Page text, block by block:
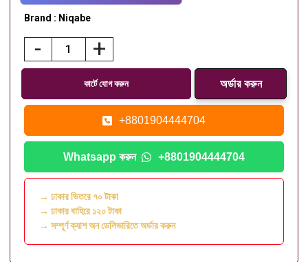
Brand : Niqabe
- +
কার্টে যোগ করুন
+8801904444704
Whatsapp করুন +8801904444704
→ ঢাকার ভিতরে ৭০ টাকা
→ ঢাকার বাহিরে ১২০ টাকা
→ সম্পূর্ণ ক্যাশ অন ডেলিভারিতে অর্ডার করুন